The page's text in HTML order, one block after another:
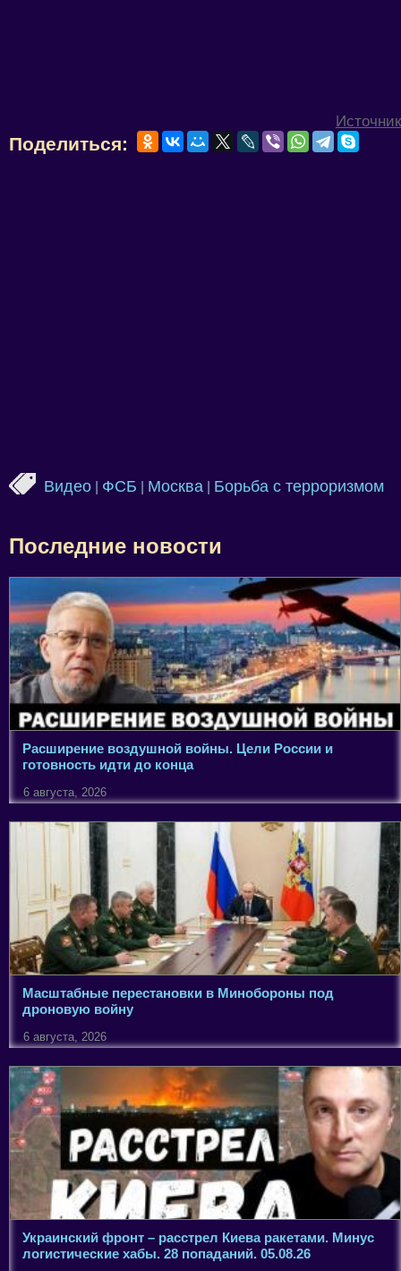
Источник
Поделиться:
Видео ФСБ Москва Борьба с терроризмом
Последние новости
Расширение воздушной войны. Цели России и
готовность идти до конца
6 августа, 2026
Масштабные перестановки в Минобороны под
дроновую войну
6 августа, 2026
Украинский фронт – расстрел Киева ракетами. Минус
логистические хабы. 28 попаданий. 05.08.26